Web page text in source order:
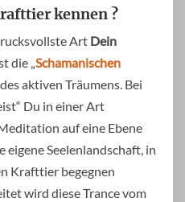
kennen ?
Art Dein
die „Schamanischen
aktiven Träumens. Bei
Du in einer Art
auf eine Ebene
eigene Seelenlandschaft, in
Krafttier begegnen
wird diese Trance vom